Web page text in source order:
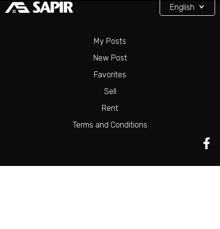
My Posts
New Post
Favorites
Sell
Rent
Terms and Conditions
English